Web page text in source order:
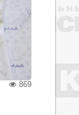
869